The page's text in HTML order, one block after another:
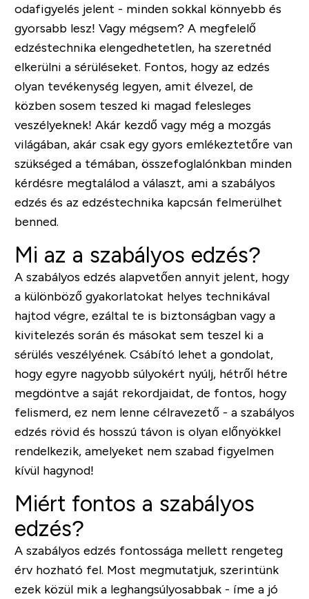
odafigyelés jelent - minden sokkal könnyebb és
gyorsabb lesz! Vagy mégsem? A megfelelő
edzéstechnika elengedhetetlen, ha szeretnéd
elkerülni a sérüléseket. Fontos, hogy az edzés
olyan tevékenység legyen, amit élvezel, de
közben sosem teszed ki magad felesleges
veszélyeknek! Akár kezdő vagy még a mozgás
világában, akár csak egy gyors emlékeztetőre van
szükséged a témában, összefoglalónkban minden
kérdésre megtalálod a választ, ami a szabályos
edzés és az edzéstechnika kapcsán felmerülhet
benned.
Mi az a szabályos edzés?
A szabályos edzés alapvetően annyit jelent, hogy
a különböző gyakorlatokat helyes technikával
hajtod végre, ezáltal te is biztonságban vagy a
kivitelezés során és másokat sem teszel ki a
sérülés veszélyének. Csábító lehet a gondolat,
hogy egyre nagyobb súlyokért nyúlj, hétről hétre
megdöntve a saját rekordjaidat, de fontos, hogy
felismerd, ez nem lenne célravezető - a szabályos
edzés rövid és hosszú távon is olyan előnyökkel
rendelkezik, amelyeket nem szabad figyelmen
kívül hagynod!
Miért fontos a szabályos
edzés?
A szabályos edzés fontossága mellett rengeteg
érv hozható fel. Most megmutatjuk, szerintünk
ezek közül mik a leghangsúlyosabbak - íme a jó